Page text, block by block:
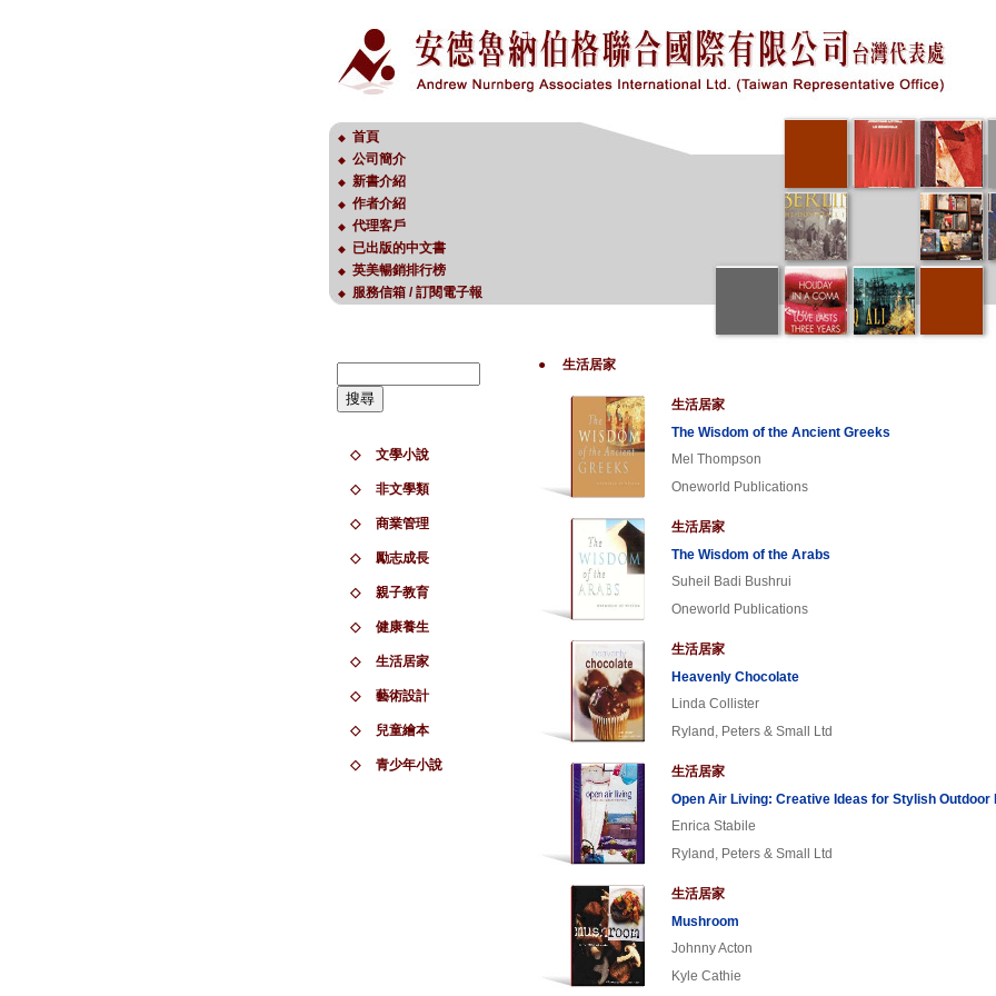
◆ 首頁
◆ 公司簡介
◆ 新書介紹
◆ 作者介紹
◆ 代理客戶
◆ 已出版的中文書
◆ 英美暢銷排行榜
◆ 服務信箱 / 訂閱電子報
◇ 文學小說
◇ 非文學類
◇ 商業管理
◇ 勵志成長
◇ 親子教育
◇ 健康養生
◇ 生活居家
◇ 藝術設計
◇ 兒童繪本
◇ 青少年小說
● 生活居家
生活居家
The Wisdom of the Ancient Greeks
Mel Thompson
Oneworld Publications
生活居家
The Wisdom of the Arabs
Suheil Badi Bushrui
Oneworld Publications
生活居家
Heavenly Chocolate
Linda Collister
Ryland, Peters & Small Ltd
生活居家
Open Air Living: Creative Ideas for Stylish Outdoor
Enrica Stabile
Ryland, Peters & Small Ltd
生活居家
Mushroom
Johnny Acton
Kyle Cathie